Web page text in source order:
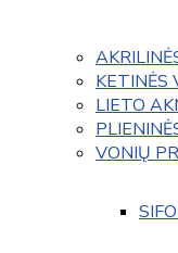
KETINĖS
LIETO
VONIŲ